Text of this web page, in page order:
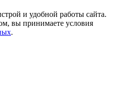
и удобной работы сайта.
вы принимаете условия
.